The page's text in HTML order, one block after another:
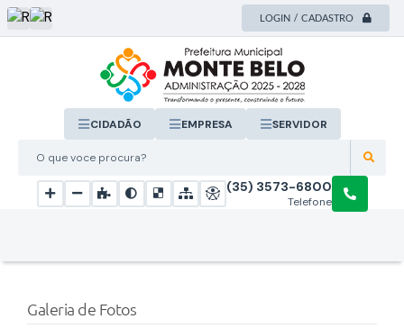
LOGIN / CADASTRO
O que voce procura?
CIDADÃO EMPRESA SERVIDOR
Telefone
(35) 3573-6800
Galeria de Fotos